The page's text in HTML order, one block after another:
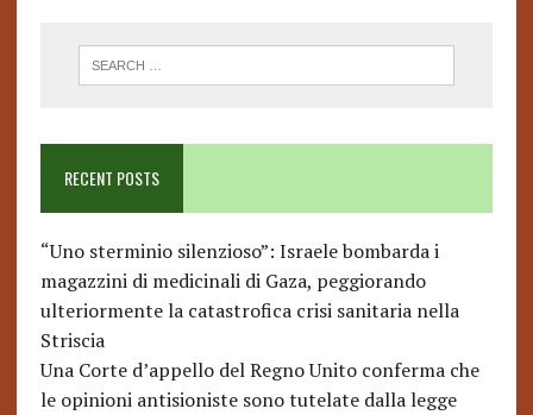
RECENT POSTS
“Uno sterminio silenzioso”: Israele bombarda i
magazzini di medicinali di Gaza, peggiorando
ulteriormente la catastrofica crisi sanitaria nella
Striscia
Una Corte d’appello del Regno Unito conferma che
le opinioni antisioniste sono tutelate dalla legge